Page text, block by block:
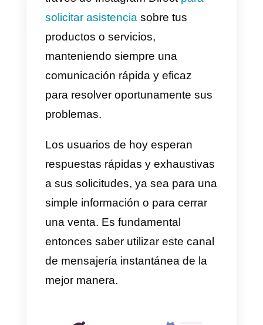
conversación con tu empresa
haciendo clic en tu anuncio.
Cuando el público de referencia
haga clic en el anuncio, se
iniciará una conversación en
Instagram Direct.
¿Por qué utilizar Instagram
Direct para las ventas o el
soporte?
Un popular canal de mensajería